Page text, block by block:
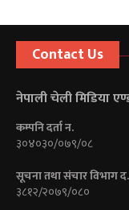
Contact Us
नेपाली चेली मिडिया
कम्पनि दर्ता न.
३०४०३०/०७९/०८
सूचना तथा संचार विभाग
३८१२/२०७९/०८०